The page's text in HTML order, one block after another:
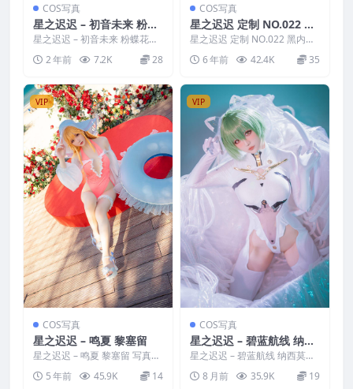
COS写真
星之迟迟 – 初音未来 粉蝶
花精灵
星之迟迟 – 初音未来 粉蝶花精
灵 写真分类：唯美，参与模
特：星之迟迟 [套图大...
2 年前 7.2K 28
COS写真
星之迟迟 定制 NO.022 黑
内衣
星之迟迟 定制 NO.022 黑内衣
写真分类：唯美，参与模特：
星之迟迟 [套图...
6 年前 42.4K 35
VIP
COS写真
星之迟迟 – 鸣夏 黎塞留
星之迟迟 – 鸣夏 黎塞留 写真分
类：唯美，参与模特：星之迟
迟 [套图大小]：[...
5 年前 45.9K 14
VIP
COS写真
星之迟迟 – 碧蓝航线 纳西
莫夫
星之迟迟 – 碧蓝航线 纳西莫夫
写真分类：唯美，参与模特：
星之迟迟 [资源大小...
8 月前 35.9K 19